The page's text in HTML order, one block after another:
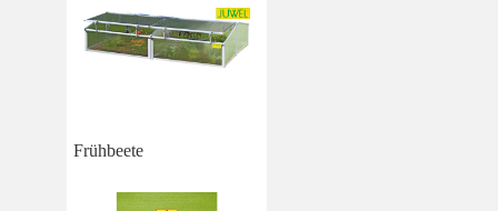
Frühbeete